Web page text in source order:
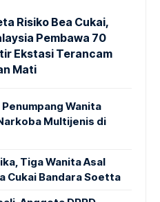
Risiko Bea Cukai,
Pembawa 70
Ekstasi Terancam
Mati
Wanita
Multijenis di
Tiga Wanita Asal
Cukai Bandara Soetta